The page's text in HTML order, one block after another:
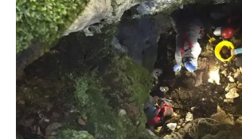
ITALIA
MONDO
POLITICA
ECONOMIA